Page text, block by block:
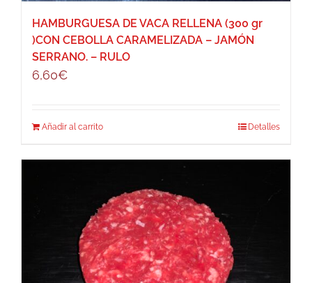
HAMBURGUESA DE VACA RELLENA (300 gr
)CON CEBOLLA CARAMELIZADA – JAMÓN
SERRANO. – RULO
6,60€
Añadir al carrito Detalles